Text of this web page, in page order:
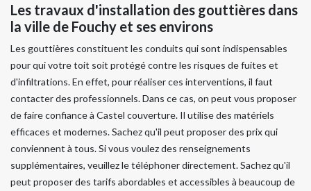
Les travaux d'installation des gouttières dans
la ville de Fouchy et ses environs
Les gouttières constituent les conduits qui sont indispensables
pour qui votre toit soit protégé contre les risques de fuites et
d'infiltrations. En effet, pour réaliser ces interventions, il faut
contacter des professionnels. Dans ce cas, on peut vous proposer
de faire confiance à Castel couverture. Il utilise des matériels
efficaces et modernes. Sachez qu'il peut proposer des prix qui
conviennent à tous. Si vous voulez des renseignements
supplémentaires, veuillez le téléphoner directement. Sachez qu'il
peut proposer des tarifs abordables et accessibles à beaucoup de